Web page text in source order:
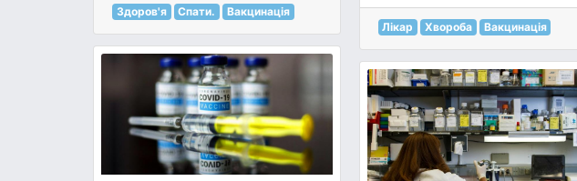
Здоров'я Спати. Вакцинація
Лікар Хвороба Вакцинація